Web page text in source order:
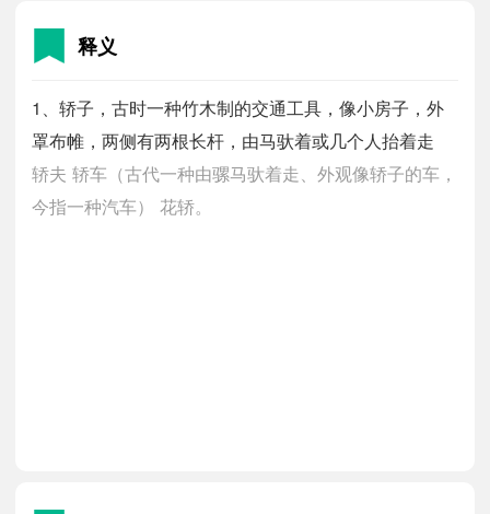
释义
1、轿子，古时一种竹木制的交通工具，像小房子，外
罩布帷，两侧有两根长杆，由马驮着或几个人抬着走
轿夫 轿车（古代一种由骡马驮着走、外观像轿子的车，
今指一种汽车）
花轿。